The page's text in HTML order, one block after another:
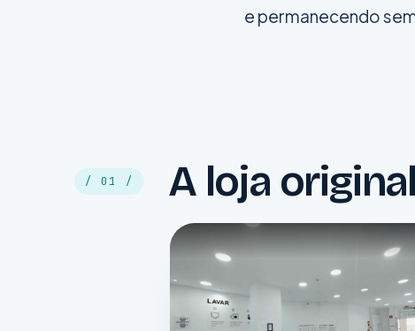
e permanecendo
/ 01 / A loja original